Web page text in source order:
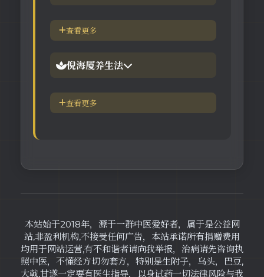
倪海厦简介-传奇人生
查看更多
倪海厦养生法
五脏逼毒法和易筋经
查看更多
本站始于2018年，源于一群中医爱好者，属于是公益网
站,非盈利机构,不接受任何广告，本站承诺所有捐赠费用
均用于网站运营,有不和谐者请向我举报，治病请先咨询执
照中医，不懂经方切勿套方，特别是生附子，乌头，巴豆,
大戟,甘遂一定要有医生指导，以身试药一切法律风险与我